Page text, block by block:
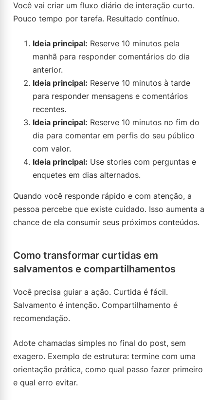
Você vai criar um fluxo diário de interação curto.
Pouco tempo por tarefa. Resultado contínuo.
Ideia principal: Reserve 10 minutos pela
manhã para responder comentários do dia
anterior.
Ideia principal: Reserve 10 minutos à tarde
para responder mensagens e comentários
recentes.
Ideia principal: Reserve 10 minutos no fim do
dia para comentar em perfis do seu público
com valor.
Ideia principal: Use stories com perguntas e
enquetes em dias alternados.
Quando você responde rápido e com atenção, a
pessoa percebe que existe cuidado. Isso aumenta a
chance de ela consumir seus próximos conteúdos.
Como transformar curtidas em
salvamentos e compartilhamentos
Você precisa guiar a ação. Curtida é fácil.
Salvamento é intenção. Compartilhamento é
recomendação.
Adote chamadas simples no final do post, sem
exagero. Exemplo de estrutura: termine com uma
orientação prática, como qual passo fazer primeiro
e qual erro evitar.